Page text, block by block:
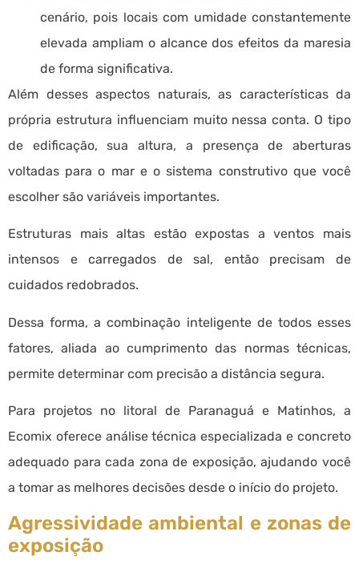
cenário, pois locais com umidade constantemente
elevada ampliam o alcance dos efeitos da maresia
de forma significativa.
Além desses aspectos naturais, as características da
própria estrutura influenciam muito nessa conta. O tipo
de edificação, sua altura, a presença de aberturas
voltadas para o mar e o sistema construtivo que você
escolher são variáveis importantes.
Estruturas mais altas estão expostas a ventos mais
intensos e carregados de sal, então precisam de
cuidados redobrados.
Dessa forma, a combinação inteligente de todos esses
fatores, aliada ao cumprimento das normas técnicas,
permite determinar com precisão a distância segura.
Para projetos no litoral de Paranaguá e Matinhos, a
Ecomix oferece análise técnica especializada e concreto
adequado para cada zona de exposição, ajudando você
a tomar as melhores decisões desde o início do projeto.
Agressividade ambiental e zonas de
exposição